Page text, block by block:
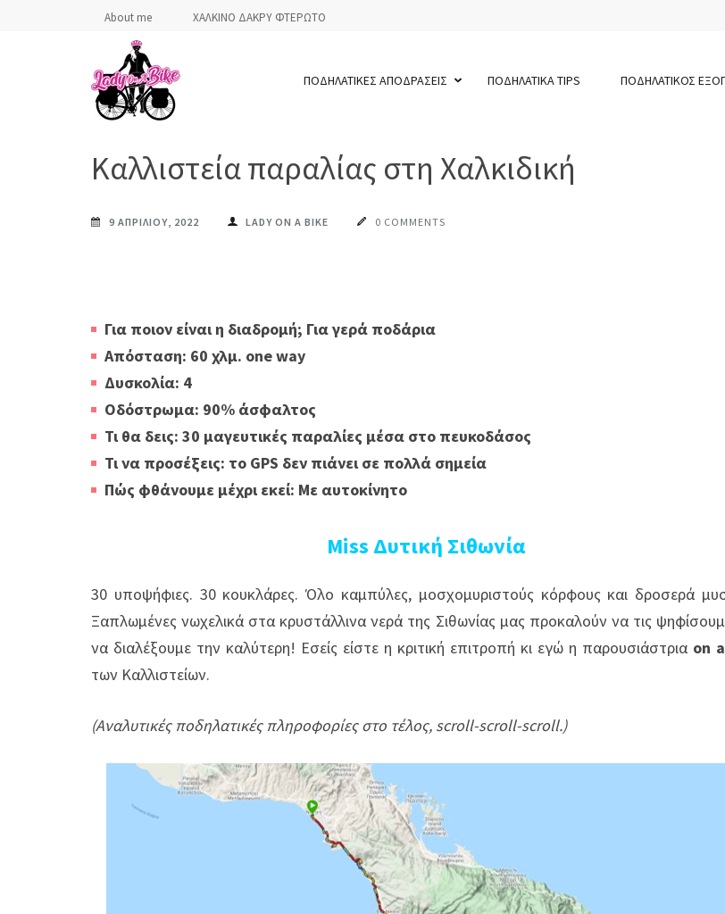
About me ΧΑΛΚΙΝΟ ΔΑΚΡΥ ΦΤΕΡΩΤΟ
ΠΟΔΗΛΑΤΙΚΕΣ ΑΠΟΔΡΑΣΕΙΣ ΠΟΔΗΛΑΤΙΚΑ TIPS ΠΟΔΗΛΑΤΙΚΟΣ
Καλλιστεία παραλίας στη Χαλκιδική
9 ΑΠΡΙΛΊΟΥ, 2022 LADY ON A BIKE 0 COMMENTS
Για ποιον είναι η διαδρομή; Για γερά ποδάρια
Απόσταση: 60 χλμ. one way
Δυσκολία: 4
Οδόστρωμα: 90% άσφαλτος
Τι θα δεις: 30 μαγευτικές παραλίες μέσα στο πευκοδάσος
Τι να προσέξεις: το GPS δεν πιάνει σε πολλά σημεία
Πώς φθάνουμε μέχρι εκεί: Με αυτοκίνητο
Miss Δυτική Σιθωνία
30 υποψήφιες. 30 κουκλάρες. Όλο καμπύλες, μοσχομυριστούς κόρφους και δροσερά
Ξαπλωμένες νωχελικά στα κρυστάλλινα νερά της Σιθωνίας μας προκαλούν να τις
να διαλέξουμε την καλύτερη! Εσείς είστε η κριτική επιτροπή κι εγώ η παρουσιάστρια on
των Καλλιστείων.
(Aναλυτικές ποδηλατικές πληροφορίες στο τέλος, scroll-scroll-scroll.)